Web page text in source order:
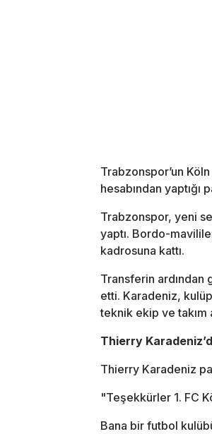
Trabzonspor’un
hesabından yaptığı
Trabzonspor, yeni
yaptı. Bordo-
kadrosuna kattı.
Transferin ardından
etti. Karadeniz,
teknik ekip ve takım
Thierry
Thierry Karadeniz
"Teşekkürler 1. FC
Bana bir futbol